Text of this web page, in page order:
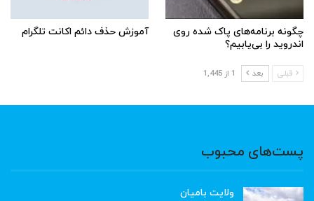
چگونه برنامه‌های پاک شده روی
اندروید را بی‌یابیم؟
آموزش حذف دائم اکانت تلگرام
قبلی بعد 1 از 1,445
پست‌های محبوب
ولایت بامیان